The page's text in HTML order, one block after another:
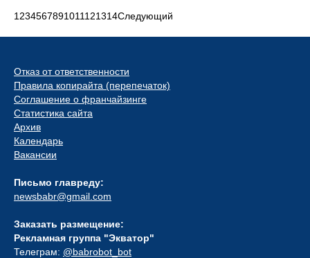
1 234567891011121314Следующий
Отказ от ответственности
Правила копирайта (перепечаток)
Соглашение о франчайзинге
Статистика сайта
Архив
Календарь
Вакансии
Письмо главреду:
newsbabr@gmail.com
Заказать размещение:
Рекламная группа "Экватор"
Телеграм: @babrobot_bot